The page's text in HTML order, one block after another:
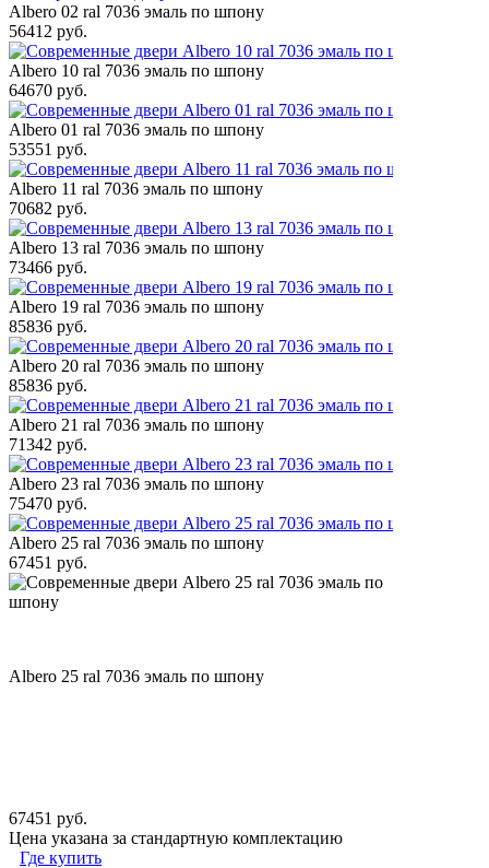
Albero 02 ral 7036 эмаль по шпону
56412 руб.
Albero 10 ral 7036 эмаль по шпону
64670 руб.
Albero 01 ral 7036 эмаль по шпону
53551 руб.
Albero 11 ral 7036 эмаль по шпону
70682 руб.
Albero 13 ral 7036 эмаль по шпону
73466 руб.
Albero 19 ral 7036 эмаль по шпону
85836 руб.
Albero 20 ral 7036 эмаль по шпону
85836 руб.
Albero 21 ral 7036 эмаль по шпону
71342 руб.
Albero 23 ral 7036 эмаль по шпону
75470 руб.
Albero 25 ral 7036 эмаль по шпону
67451 руб.
Albero 25 ral 7036 эмаль по шпону
67451 руб.
Цена указана за стандартную комплектацию
Где купить